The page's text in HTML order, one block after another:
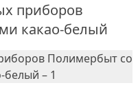
приборов
какао-белый